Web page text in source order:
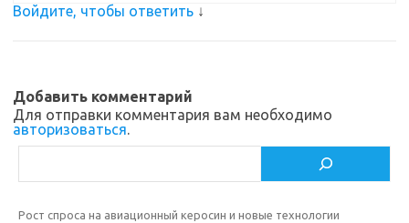
Войдите, чтобы ответить ↓
Добавить комментарий
Для отправки комментария вам необходимо
авторизоваться.
Рост спроса на авиационный керосин и новые технологии